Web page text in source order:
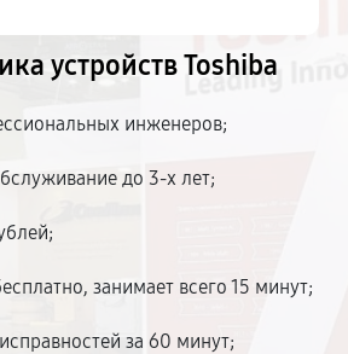
устройств Toshiba
инженеров;
до 3-х лет;
занимает всего 15 минут;
за 60 минут;